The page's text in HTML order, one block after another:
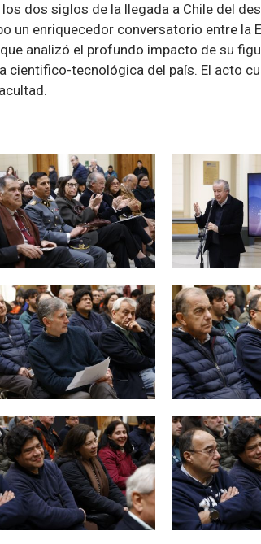
dos siglos de la llegada a Chile del
un enriquecedor conversatorio entre la
analizó el profundo impacto de su
cientifico-tecnológica del país. El acto
Zoom
Zoom
Zoom